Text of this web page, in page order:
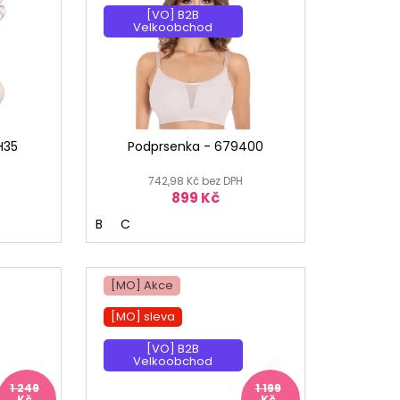
[VO] B2B
Velkoobchod
Podprsenka - 679400
742,98 Kč bez DPH
899 Kč
B C
1 249
[MO] Akce
[MO] sleva
[VO] B2B
Velkoobchod
1 199